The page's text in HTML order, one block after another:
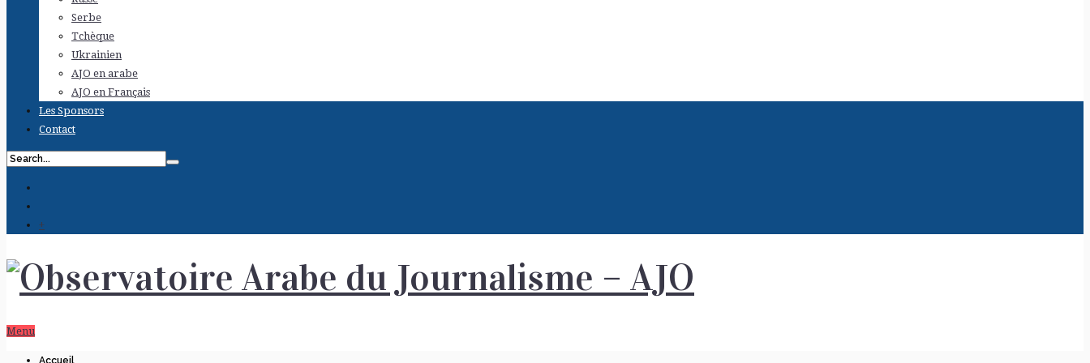
Serbe
Tchèque
Ukrainien
AJO en arabe
AJO en Français
Les Sponsors
Contact
+
Menu
Accueil